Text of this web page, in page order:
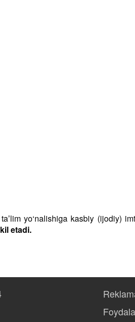
yo‘nalishiga kasbiy (ijodiy)
etadi.